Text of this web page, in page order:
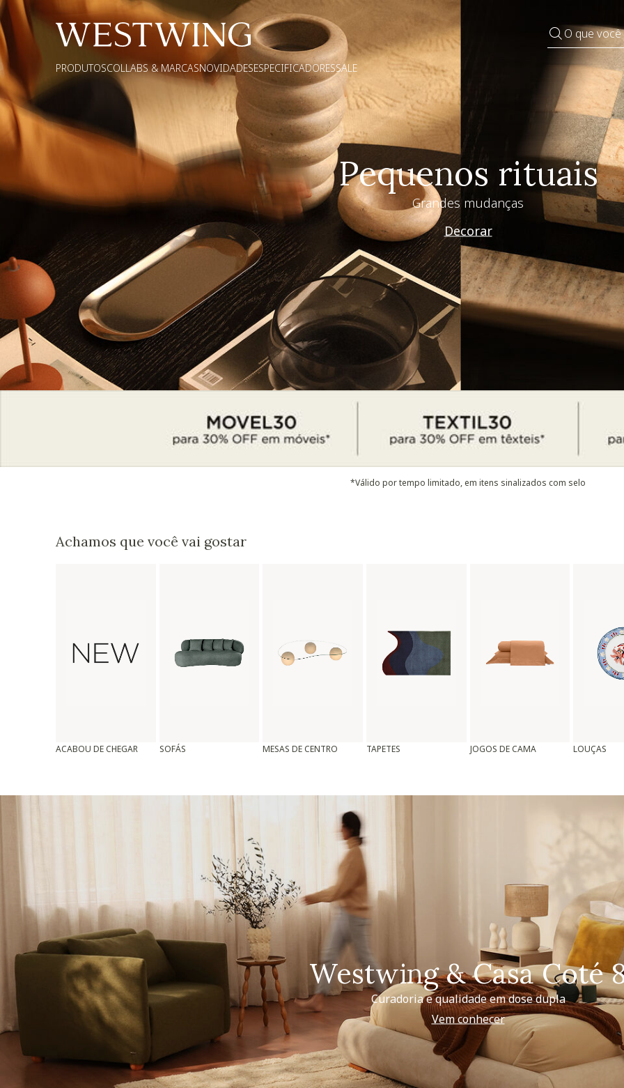
O que
PRODUTOSCOLLABS & MARCASNOVIDADESESPECIFICADORESSALE
Especial Dia dos
Westwing + @_nathaliacandelaria
Vem ver
*Válido por tempo limitado, em itens sinalizados com selo
Achamos que você vai gostar
ACABOU DE CHEGAR SOFÁS MESAS DE CENTRO TAPETES JOGOS DE CAMA LOUÇAS
Westwing & Casa Coté
Curadoria e qualidade em dose dupla
Vem conhecer